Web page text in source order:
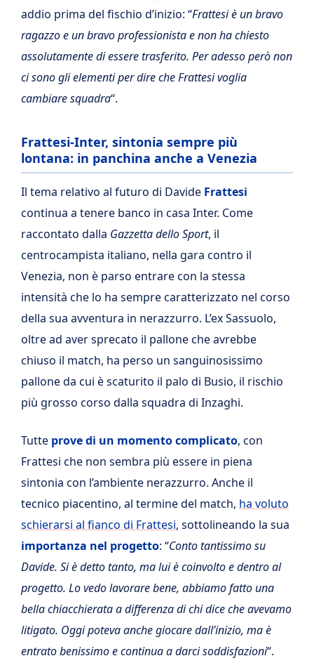
addio prima del fischio d’inizio: “Frattesi è un bravo
ragazzo e un bravo professionista e non ha chiesto
assolutamente di essere trasferito. Per adesso però non
ci sono gli elementi per dire che Frattesi voglia
cambiare squadra“.
Frattesi-Inter, sintonia sempre più
lontana: in panchina anche a Venezia
Il tema relativo al futuro di Davide Frattesi
continua a tenere banco in casa Inter. Come
raccontato dalla Gazzetta dello Sport, il
centrocampista italiano, nella gara contro il
Venezia, non è parso entrare con la stessa
intensità che lo ha sempre caratterizzato nel corso
della sua avventura in nerazzurro. L’ex Sassuolo,
oltre ad aver sprecato il pallone che avrebbe
chiuso il match, ha perso un sanguinosissimo
pallone da cui è scaturito il palo di Busio, il rischio
più grosso corso dalla squadra di Inzaghi.
Tutte prove di un momento complicato, con
Frattesi che non sembra più essere in piena
sintonia con l’ambiente nerazzurro. Anche il
tecnico piacentino, al termine del match, ha voluto
schierarsi al fianco di Frattesi, sottolineando la sua
importanza nel progetto: “Conto tantissimo su
Davide. Si è detto tanto, ma lui è coinvolto e dentro al
progetto. Lo vedo lavorare bene, abbiamo fatto una
bella chiacchierata a differenza di chi dice che avevamo
litigato. Oggi poteva anche giocare dall’inizio, ma è
entrato benissimo e continua a darci soddisfazioni“.